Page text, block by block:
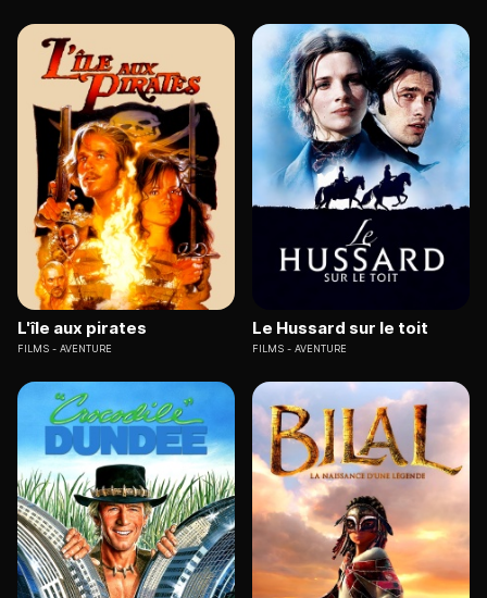
L'île aux pirates
FILMS AVENTURE
Le Hussard sur le toit
FILMS AVENTURE